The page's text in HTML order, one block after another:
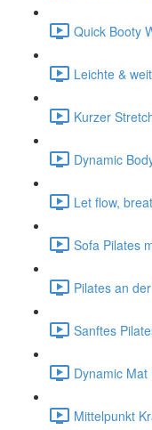
Quick Booty
Leichte &
Kurzer
Dynamic
Let flow,
Sofa Pilates
Pilates an
Sanftes
Dynamic
Mittelpunkt